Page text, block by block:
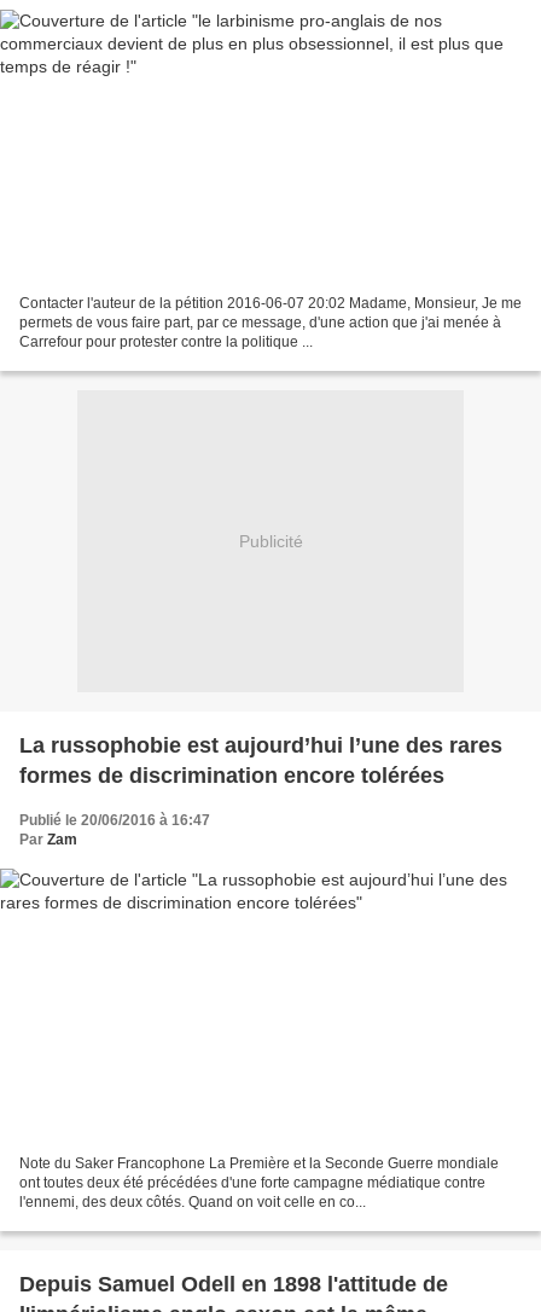
Contacter l'auteur de la pétition 2016-06-07 20:02 Madame, Monsieur, Je me
permets de vous faire part, par ce message, d'une action que j'ai menée à
Carrefour pour protester contre la politique ...
Publicité
La russophobie est aujourd’hui l’une des rares
formes de discrimination encore tolérées
Publié le 20/06/2016 à 16:47
Par Zam
Note du Saker Francophone La Première et la Seconde Guerre mondiale
ont toutes deux été précédées d'une forte campagne médiatique contre
l'ennemi, des deux côtés. Quand on voit celle en co...
Depuis Samuel Odell en 1898 l'attitude de